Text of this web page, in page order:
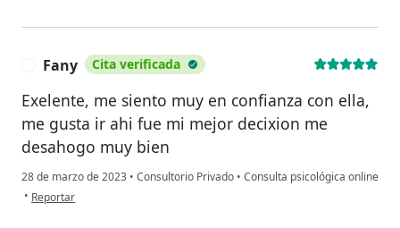
Fany Cita verificada
Exelente, me siento muy en confianza con ella,
me gusta ir ahi fue mi mejor decixion me
desahogo muy bien
28 de marzo de 2023 • Consultorio Privado • Consulta psicológica online
• en opinión del usuario Fany
Reportar